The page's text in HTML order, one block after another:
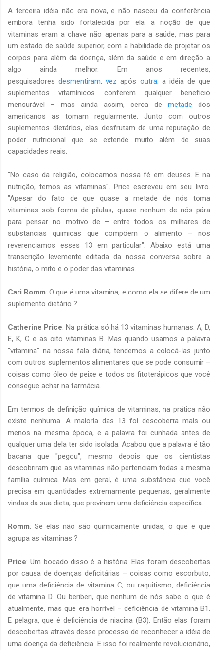
A terceira idéia não era nova, e não nasceu da conferência
embora tenha sido fortalecida por ela: a noção de que
vitaminas eram a chave não apenas para a saúde, mas para
um estado de saúde superior, com a habilidade de projetar os
corpos para além da doença, além da saúde e em direção a
algo ainda melhor. Em anos recentes,
pesquisadoresdesmentiram,vez após outra, a idéia de que
suplementos vitamínicos conferem qualquer benefício
mensurável – mas ainda assim, cerca de metade dos
americanos as tomam regularmente. Junto com outros
suplementos dietários, elas desfrutam de uma reputação de
poder nutricional que se extende muito além de suas
capacidades reais.
"No caso da religião, colocamos nossa fé em deuses. E na
nutrição, temos as vitaminas", Price escreveu em seu livro.
"Apesar do fato de que quase a metade de nós toma
vitaminas sob forma de pílulas, quase nenhum de nós pára
para pensar no motivo de – entre todos os milhares de
substâncias químicas que compõem o alimento – nós
reverenciamos esses 13 em particular". Abaixo está uma
transcrição levemente editada da nossa conversa sobre a
história, o mito e o poder das vitaminas.
Cari Romm: O que é uma vitamina, e como ela se difere de um
suplemento dietário ?
Catherine Price: Na prática só há 13 vitaminas humanas: A, D,
E, K, C e as oito vitaminas B. Mas quando usamos a palavra
"vitamina" na nossa fala diária, tendemos a colocá-las junto
com outros suplementos alimentares que se pode consumir –
coisas como óleo de peixe e todos os fitoterápicos que você
consegue achar na farmácia.
Em termos de definição química de vitaminas, na prática não
existe nenhuma. A maioria das 13 foi descoberta mais ou
menos na mesma época, e a palavra foi cunhada antes de
qualquer uma dela ter sido isolada. Acabou que a palavra é tão
bacana que "pegou", mesmo depois que os cientistas
descobriram que as vitaminas não pertenciam todas à mesma
família química. Mas em geral, é uma substância que você
precisa em quantidades extremamente pequenas, geralmente
vindas da sua dieta, que previnem uma deficiência específica.
Romm: Se elas não são quimicamente unidas, o que é que
agrupa as vitaminas ?
Price: Um bocado disso é a história. Elas foram descobertas
por causa de doenças deficitárias – coisas como escorbuto,
que uma deficiência de vitamina C, ou raquitismo, deficiência
de vitamina D. Ou beriberi, que nenhum de nós sabe o que é
atualmente, mas que era horrível – deficiência de vitamina B1.
E pelagra, que é deficiência de niacina (B3). Então elas foram
descobertas através desse processo de reconhecer a idéia de
uma doença da deficiência. E isso foi realmente revolucionário,